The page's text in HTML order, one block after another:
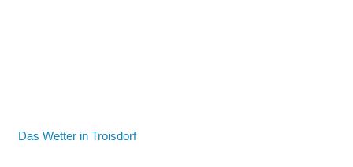
Das Wetter in Troisdorf